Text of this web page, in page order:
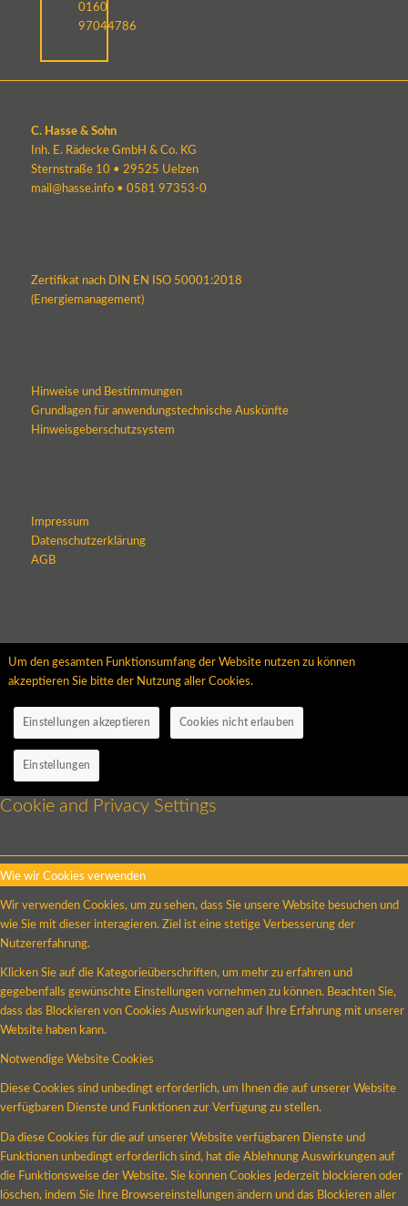
0160
97044786
C. Hasse & Sohn
Inh. E. Rädecke GmbH & Co. KG
Sternstraße 10 • 29525 Uelzen
mail@hasse.info• 0581 97353-0
Zertifikat nach DIN EN ISO 50001:2018
(Energiemanagement)
Hinweise und Bestimmungen
Grundlagen für anwendungstechnische Auskünfte
Hinweisgeberschutzsystem
Impressum
Datenschutzerklärung
AGB
Um den gesamten Funktionsumfang der Website nutzen zu können
akzeptieren Sie bitte der Nutzung aller Cookies.
Einstellungen akzeptieren Cookies nicht erlauben
Einstellungen
Cookie and Privacy Settings
Wie wir Cookies verwenden
Wir verwenden Cookies, um zu sehen, dass Sie unsere Website besuchen und
wie Sie mit dieser interagieren. Ziel ist eine stetige Verbesserung der
Nutzererfahrung.
Klicken Sie auf die Kategorieüberschriften, um mehr zu erfahren und
gegebenfalls gewünschte Einstellungen vornehmen zu können. Beachten Sie,
dass das Blockieren von Cookies Auswirkungen auf Ihre Erfahrung mit unserer
Website haben kann.
Notwendige Website Cookies
Diese Cookies sind unbedingt erforderlich, um Ihnen die auf unserer Website
verfügbaren Dienste und Funktionen zur Verfügung zu stellen.
Da diese Cookies für die auf unserer Website verfügbaren Dienste und
Funktionen unbedingt erforderlich sind, hat die Ablehnung Auswirkungen auf
die Funktionsweise der Website. Sie können Cookies jederzeit blockieren oder
löschen, indem Sie Ihre Browsereinstellungen ändern und das Blockieren aller